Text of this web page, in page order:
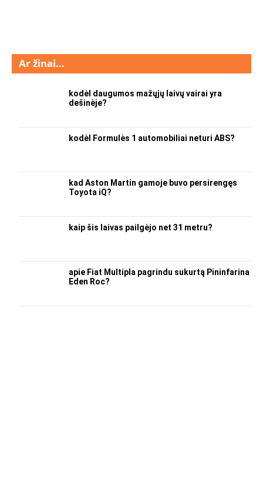
Ar žinai…
kodėl daugumos mažųjų laivų vairai yra
dešinėje?
kodėl Formulės 1 automobiliai neturi ABS?
kad Aston Martin gamoje buvo persirengęs
Toyota iQ?
kaip šis laivas pailgėjo net 31 metru?
apie Fiat Multipla pagrindu sukurtą Pininfarina
Eden Roc?